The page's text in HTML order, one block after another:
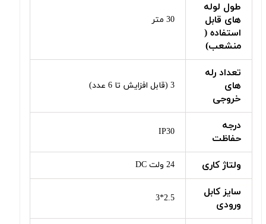
طول لوله
های قابل
استفاده (
منشعب)
30 متر
تعداد رله
های
خروجی
3 (قابل افزایش تا 6 عدد)
درجه
حفاظت
IP30
ولتاژ کاری 24 ولت DC
سایز کابل
ورودی
2.5*3